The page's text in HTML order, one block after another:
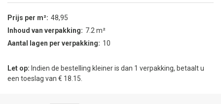
Prijs per m² 48,95
Inhoud van verpakking
7.2 m²
Aantal lagen per verpakking
10
Let op: Indien de bestelling kleiner is dan 1 verpakking, betaalt u
een toeslag van € 18.15.